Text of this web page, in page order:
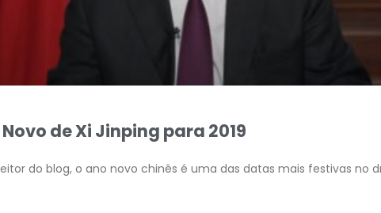
de Xi Jinping para 2019
do blog, o ano novo chinês é uma das datas mais festivas no